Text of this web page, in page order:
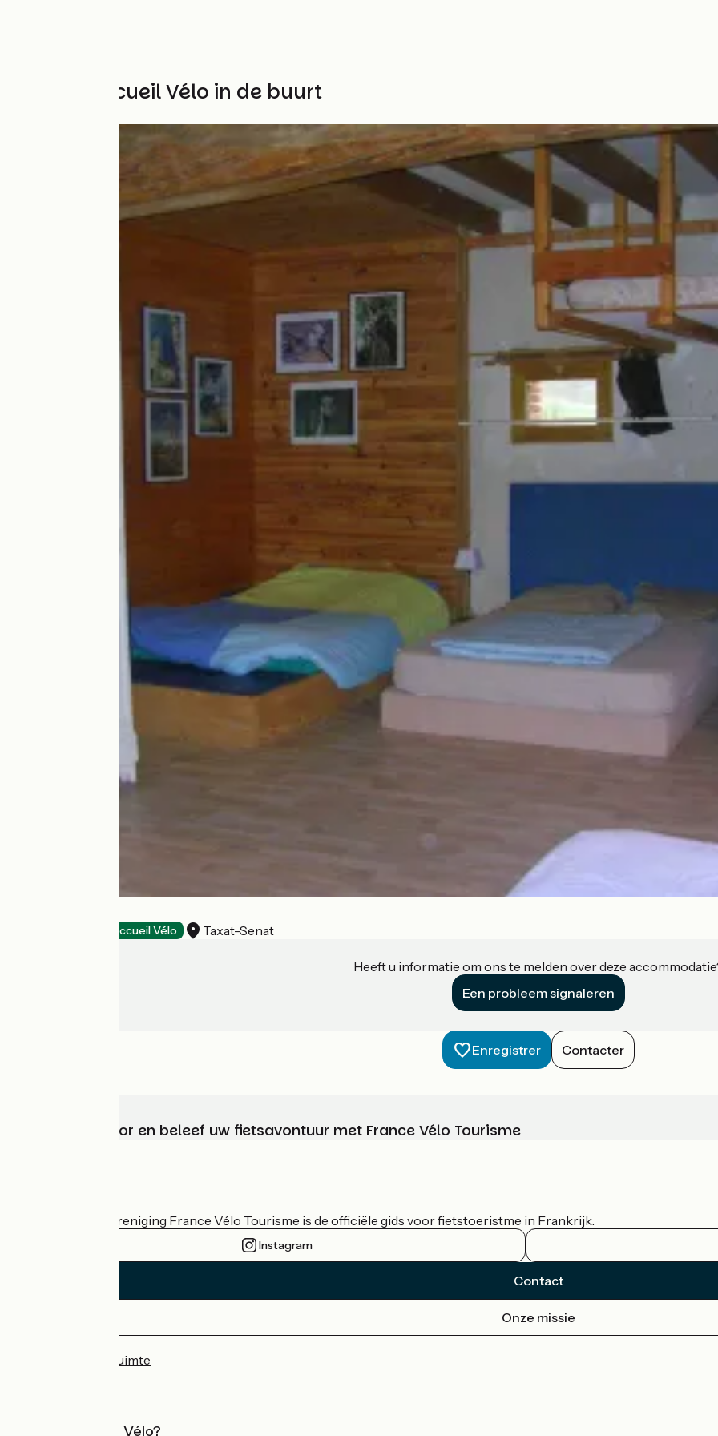
Andere Accueil Vélo in de buurt
Accueil Vélo Taxat-Senat
Heeft u informatie om ons te melden over deze
Een probleem signaleren
Enregistrer Contacter
Kies, bereid voor en beleef uw fietsavontuur met France Vélo Tourisme
De nationale vereniging France Vélo Tourisme is de officiële gids voor fietstoeristme in Frankrijk.
Instagram
Contact
Onze missie
Professionele ruimte
Wat is Accueil Vélo?